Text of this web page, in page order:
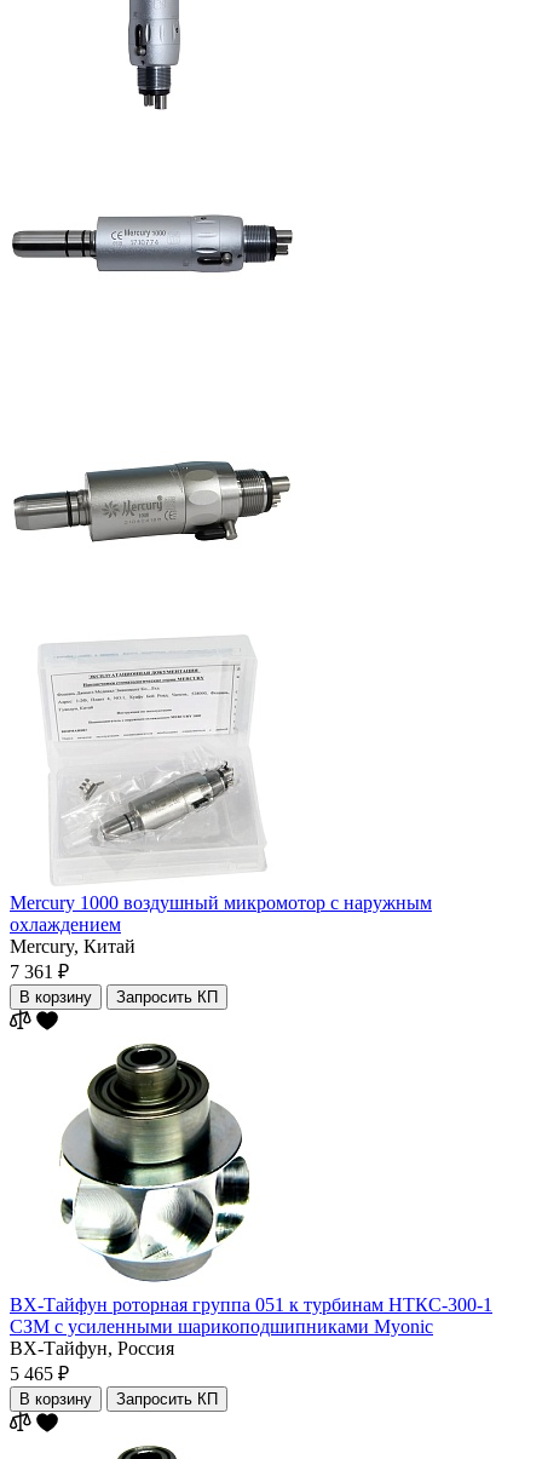
Mercury 1000 воздушный микромотор с наружным
охлаждением
Mercury, Китай
7 361 ₽
В корзину Запросить КП
ВХ-Тайфун роторная группа 051 к турбинам НТКС-300-1
СЗМ с усиленными шарикоподшипниками Myonic
ВХ-Тайфун, Россия
5 465 ₽
В корзину Запросить КП